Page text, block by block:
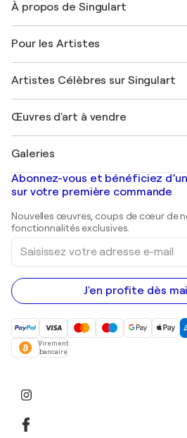
Expédition
Offrir une carte cadeau
Rejoignez notre programme
Mon compte
+33 1 76 44 06 42
À propos de Singulart
FAQ
Magazine Singulart
Emplois
Découvrez une sélection d'art
Pour les Artistes
Se connecter en tant qu'Artiste
Artistes Célèbres sur Singulart
Marc Chagall
Banksy
Mr. Brainwash
Shepard Fairey
Œuvres d'art à vendre
Tableaux abstraits à vendre
Peintures de paysage
Estampes
Peintures acryliques
Galeries
Galeries d'art en France
Galeries d'art en Belgique
Abonnez-vous et bénéficiez
sur votre première commande
Nouvelles œuvres, coups de cœur de
fonctionnalités exclusives.
Saisissez
votre
adresse
e-
mail
J'en profite dès
Virement
bancaire